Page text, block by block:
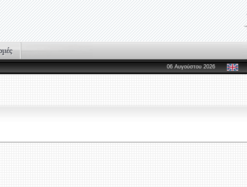
06 Αυγούστου 2026